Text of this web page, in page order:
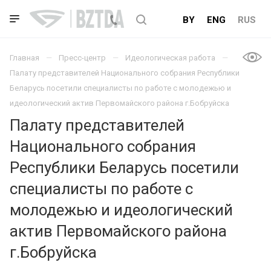
BY ENG RUS
Главная Пресс-центр
Идеологическая работа
Палату представителей Национального собрания Республики
Беларусь посетили специалисты по работе с молодежью и
идеологический актив Первомайского района г.Бобруйска
Палату представителей
Национального собрания
Республики Беларусь посетили
специалисты по работе с
молодежью и идеологический
актив Первомайского района
г.Бобруйска